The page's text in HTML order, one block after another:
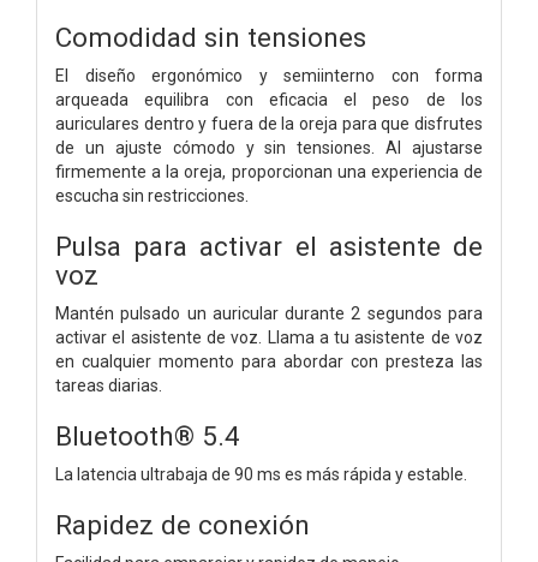
Comodidad sin tensiones
El diseño ergonómico y semiinterno con forma
arqueada equilibra con eficacia el peso de los
auriculares dentro y fuera de la oreja para que disfrutes
de un ajuste cómodo y sin tensiones. Al ajustarse
firmemente a la oreja, proporcionan una experiencia de
escucha sin restricciones.
Pulsa para activar el asistente de
voz
Mantén pulsado un auricular durante 2 segundos para
activar el asistente de voz. Llama a tu asistente de voz
en cualquier momento para abordar con presteza las
tareas diarias.
Bluetooth® 5.4
La latencia ultrabaja de 90 ms es más rápida y estable.
Rapidez de conexión